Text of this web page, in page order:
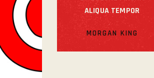
ALIQUA TEMPOR
MORGAN KING